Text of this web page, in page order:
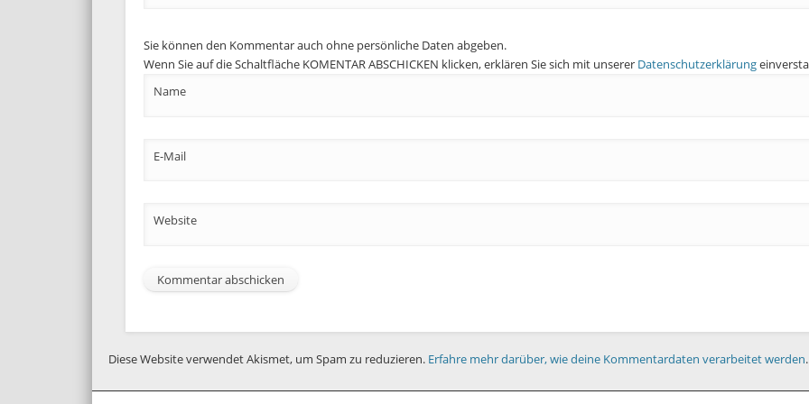
Sie können den Kommentar auch ohne persönliche Daten abgeben.
Wenn Sie auf die Schaltfläche KOMENTAR ABSCHICKEN klicken, erklären Sie sich mit unserer Datenschutzerklärung
Name
E-Mail
Website
Diese Website verwendet Akismet, um Spam zu reduzieren. Erfahre mehr darüber, wie deine Kommentardaten verarbeitet werden.